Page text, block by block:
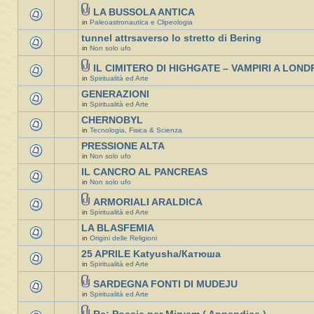
LA BUSSOLA ANTICA
in Paleoastronautica e Clipeologia
tunnel attrsaverso lo stretto di Bering
in Non solo ufo
IL CIMITERO DI HIGHGATE – VAMPIRI A
in Spiritualità ed Arte
GENERAZIONI
in Spiritualità ed Arte
CHERNOBYL
in Tecnologia, Fisica & Scienza
PRESSIONE ALTA
in Non solo ufo
IL CANCRO AL PANCREAS
in Non solo ufo
ARMORIALI ARALDICA
in Spiritualità ed Arte
LA BLASFEMIA
in Origini delle Religioni
25 APRILE Katyusha/Катюша
in Spiritualità ed Arte
SARDEGNA FONTI DI MUDEJU
in Spiritualità ed Arte